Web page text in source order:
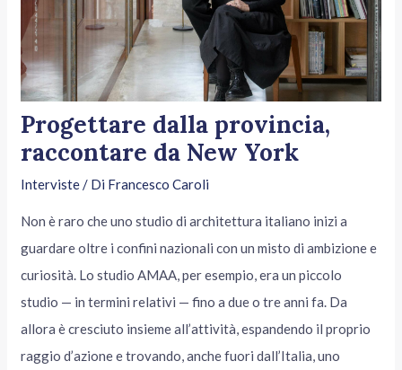
Progettare dalla provincia,
raccontare da New York
Interviste/ Di Francesco Caroli
Non è raro che uno studio di architettura italiano inizi a
guardare oltre i confini nazionali con un misto di ambizione e
curiosità. Lo studio AMAA, per esempio, era un piccolo
studio — in termini relativi — fino a due o tre anni fa. Da
allora è cresciuto insieme all’attività, espandendo il proprio
raggio d’azione e trovando, anche fuori dall’Italia, uno